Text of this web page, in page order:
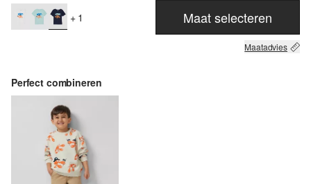
+ 1 Maat selecteren
Maatadvies
Perfect combineren